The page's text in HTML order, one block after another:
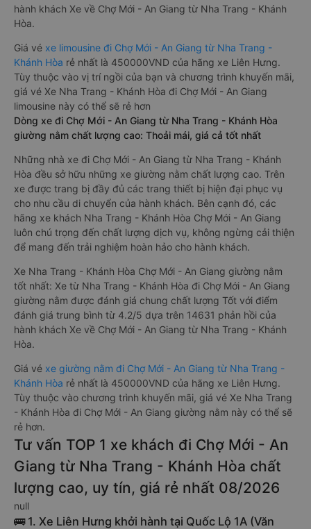
hành khách Xe về Chợ Mới - An Giang từ Nha Trang - Khánh
Hòa.
Giá vé xe limousine đi Chợ Mới - An Giang từ Nha Trang -
Khánh Hòa rẻ nhất là 450000VND của hãng xe Liên Hưng.
Tùy thuộc vào vị trí ngồi của bạn và chương trình khuyến mãi,
giá vé Xe Nha Trang - Khánh Hòa đi Chợ Mới - An Giang
limousine này có thể sẽ rẻ hơn
Dòng xe đi Chợ Mới - An Giang từ Nha Trang - Khánh Hòa
giường nằm chất lượng cao: Thoải mái, giá cả tốt nhất
Những nhà xe đi Chợ Mới - An Giang từ Nha Trang - Khánh
Hòa đều sở hữu những xe giường nằm chất lượng cao. Trên
xe được trang bị đầy đủ các trang thiết bị hiện đại phục vụ
cho nhu cầu di chuyển của hành khách. Bên cạnh đó, các
hãng xe khách Nha Trang - Khánh Hòa Chợ Mới - An Giang
luôn chú trọng đến chất lượng dịch vụ, không ngừng cải thiện
để mang đến trải nghiệm hoàn hảo cho hành khách.
Xe Nha Trang - Khánh Hòa Chợ Mới - An Giang giường nằm
tốt nhất: Xe từ Nha Trang - Khánh Hòa đi Chợ Mới - An Giang
giường nằm được đánh giá chung chất lượng Tốt với điểm
đánh giá trung bình từ 4.2/5 dựa trên 14631 phản hồi của
hành khách Xe về Chợ Mới - An Giang từ Nha Trang - Khánh
Hòa.
Giá vé xe giường nằm đi Chợ Mới - An Giang từ Nha Trang -
Khánh Hòa rẻ nhất là 450000VND của hãng xe Liên Hưng.
Tùy thuộc vào chương trình khuyến mãi, giá vé Xe Nha Trang
- Khánh Hòa đi Chợ Mới - An Giang giường nằm này có thể sẽ
rẻ hơn.
Tư vấn TOP 1 xe khách đi Chợ Mới - An
Giang từ Nha Trang - Khánh Hòa chất
lượng cao, uy tín, giá rẻ nhất 08/2026
null
🚌 1. Xe Liên Hưng khởi hành tại Quốc Lộ 1A (Văn